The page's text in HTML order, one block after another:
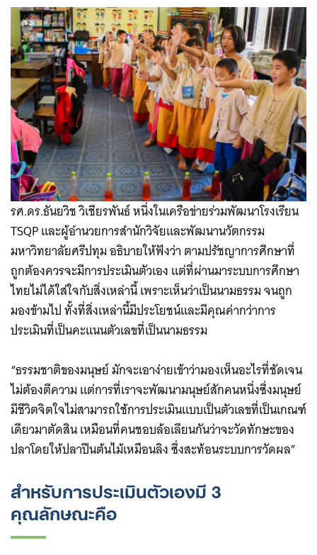
รศ.ดร.ธันยวิช วิเชียรพันธ์ หนึ่งในเครือข่ายร่วมพัฒนาโรงเรียน
TSQP ​และผู้อำนวยการสำนักวิจัยและพัฒนานวัตกรรม
มหาวิทยาลัยศรีปทุม อธิบายให้ฟังว่า ตามปรัชญาการศึกษาที่
ถูกต้องควรจะมีการประเมินตัวเอง แต่ที่ผ่านมาระบบการศึกษา
ไทย​ไม่ได้ใส่ใจกับสิ่งเหล่านี้ เพราะเห็นว่าเป็นนามธรรม จนถูก
มองข้ามไป ทั้งที่สิ่งเหล่านี้มีประโยชน์และมีคุณค่ากว่าการ
ประเมินที่เป็นคะแนนตัวเลขที่เป็นนามธรรม
“ธรรมชาติของมนุษย์ มักจะเอาง่ายเข้าว่ามองเห็นอะไรที่ชัดเจน
ไม่ต้องตีความ ​แต่การที่เราจะพัฒนามนุษย์สักคนหนึ่ง​ซึ่งมนุษย์
มีชีวิตจิตใจไม่สามารถใช้การประเมินแบบเป็นตัวเลขที่เป็นเกณฑ์
เดียวมาตัดสิน เหมือนที่คนชอบล้อเลียนกันว่าจะวัดทักษะของ
ปลาโดยให้ปลาปีนต้นไม้เหมือนลิง ซึ่งสะท้อนระบบการวัดผล”​
สำหรับการประเมินตัวเองมี 3
คุณลักษณะคือ